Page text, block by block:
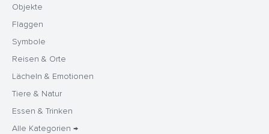
Objekte
Flaggen
Symbole
Reisen & Orte
Lächeln & Emotionen
Tiere & Natur
Essen & Trinken
Alle Kategorien →